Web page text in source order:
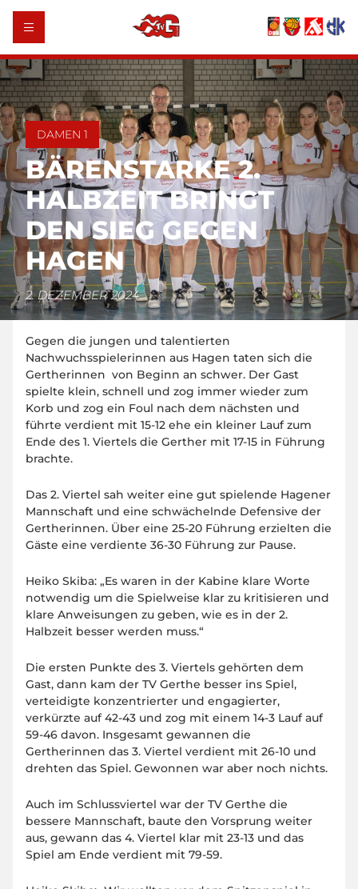
DAMEN 1
BÄRENSTARKE 2.
HALBZEIT BRINGT
DEN SIEG GEGEN
HAGEN
2. DEZEMBER 2024
Gegen die jungen und talentierten
Nachwuchsspielerinnen aus Hagen taten sich die
Gertherinnen von Beginn an schwer. Der Gast
spielte klein, schnell und zog immer wieder zum
Korb und zog ein Foul nach dem nächsten und
führte verdient mit 15-12 ehe ein kleiner Lauf zum
Ende des 1. Viertels die Gerther mit 17-15 in Führung
brachte.
Das 2. Viertel sah weiter eine gut spielende Hagener
Mannschaft und eine schwächelnde Defensive der
Gertherinnen. Über eine 25-20 Führung erzielten die
Gäste eine verdiente 36-30 Führung zur Pause.
Heiko Skiba: „Es waren in der Kabine klare Worte
notwendig um die Spielweise klar zu kritisieren und
klare Anweisungen zu geben, wie es in der 2.
Halbzeit besser werden muss.“
Die ersten Punkte des 3. Viertels gehörten dem
Gast, dann kam der TV Gerthe besser ins Spiel,
verteidigte konzentrierter und engagierter,
verkürzte auf 42-43 und zog mit einem 14-3 Lauf auf
59-46 davon. Insgesamt gewannen die
Gertherinnen das 3. Viertel verdient mit 26-10 und
drehten das Spiel. Gewonnen war aber noch nichts.
Auch im Schlussviertel war der TV Gerthe die
bessere Mannschaft, baute den Vorsprung weiter
aus, gewann das 4. Viertel klar mit 23-13 und das
Spiel am Ende verdient mit 79-59.